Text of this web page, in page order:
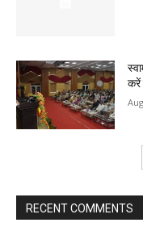
करें
RECENT COMMENTS